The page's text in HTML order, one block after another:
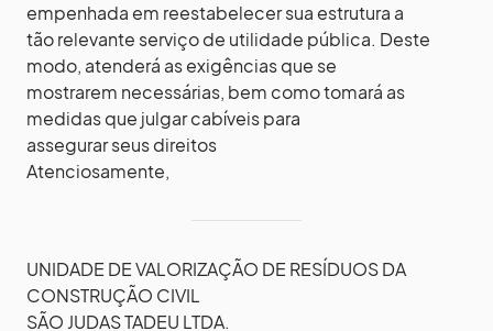
empenhada em reestabelecer sua estrutura a
tão relevante serviço de utilidade pública. Deste
modo, atenderá as exigências que se
mostrarem necessárias, bem como tomará as
medidas que julgar cabíveis para
assegurar seus direitos
Atenciosamente,
UNIDADE DE VALORIZAÇÃO DE RESÍDUOS DA
CONSTRUÇÃO CIVIL
SÃO JUDAS TADEU LTDA.